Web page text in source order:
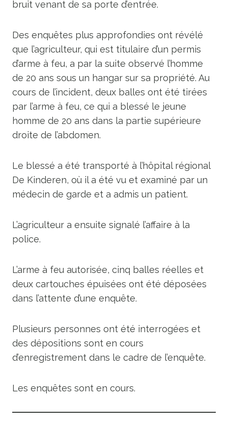
bruit venant de sa porte d’entrée.
Des enquêtes plus approfondies ont révélé
que l’agriculteur, qui est titulaire d’un permis
d’arme à feu, a par la suite observé l’homme
de 20 ans sous un hangar sur sa propriété. Au
cours de l’incident, deux balles ont été tirées
par l’arme à feu, ce qui a blessé le jeune
homme de 20 ans dans la partie supérieure
droite de l’abdomen.
Le blessé a été transporté à l’hôpital régional
De Kinderen, où il a été vu et examiné par un
médecin de garde et a admis un patient.
L’agriculteur a ensuite signalé l’affaire à la
police.
L’arme à feu autorisée, cinq balles réelles et
deux cartouches épuisées ont été déposées
dans l’attente d’une enquête.
Plusieurs personnes ont été interrogées et
des dépositions sont en cours
d’enregistrement dans le cadre de l’enquête.
Les enquêtes sont en cours.